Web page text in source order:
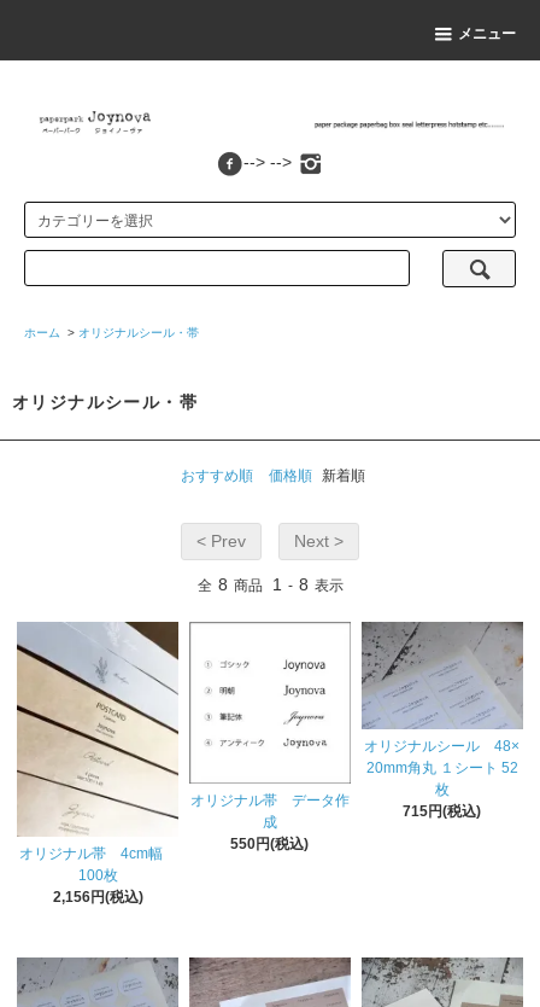
メニュー
--> -->
ホーム > オリジナルシール・帯
オリジナルシール・帯
おすすめ順 価格順 新着順
< Prev Next >
全 8 商品 1 - 8 表示
オリジナル帯 4cm幅
100枚
2,156円(税込)
オリジナル帯 データ作
成
550円(税込)
オリジナルシール 48×
20mm角丸 １シート 52
枚
715円(税込)